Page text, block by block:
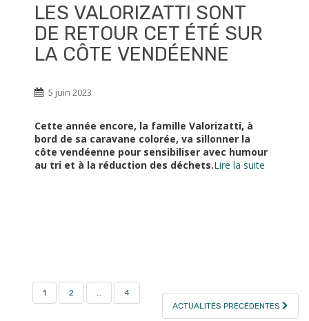
LES VALORIZATTI SONT
DE RETOUR CET ÉTÉ SUR
LA CÔTE VENDÉENNE
5 juin 2023
Cette année encore, la famille Valorizatti, à
bord de sa caravane colorée, va sillonner la
côte vendéenne pour sensibiliser avec humour
au tri et à la réduction des déchets.Lire la suite
PAGINATION
DES
1 2
4
ACTUALITÉS PRÉCÉDENTES